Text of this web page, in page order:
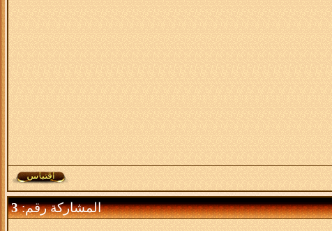
المشاركة رقم:3